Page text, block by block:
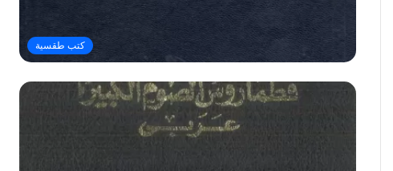
كتب طقسية